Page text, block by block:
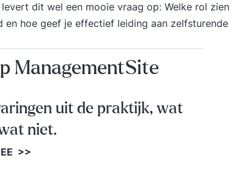
dit wel een mooie vraag op: Welke rol zien
hoe geef je effectief leiding aan zelfsturende
ManagementSite
uit de praktijk, wat
niet.
>>